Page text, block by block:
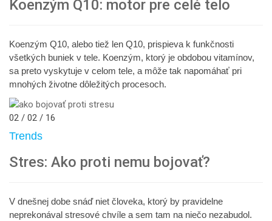
Koenzým Q10: motor pre celé telo
Koenzým Q10, alebo tiež len Q10, prispieva k funkčnosti
všetkých buniek v tele. Koenzým, ktorý je obdobou vitamínov,
sa preto vyskytuje v celom tele, a môže tak napomáhať pri
mnohých životne dôležitých procesoch.
02 / 02 / 16
Trends
Stres: Ako proti nemu bojovať?
V dnešnej dobe snáď niet človeka, ktorý by pravidelne
neprekonával stresové chvíle a sem tam na niečo nezabudol.